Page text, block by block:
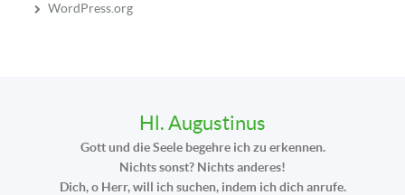
WordPress.org
Hl. Augustinus
Gott und die Seele begehre ich zu erkennen.
Nichts sonst? Nichts anderes!
Dich, o Herr, will ich suchen, indem ich dich anrufe.